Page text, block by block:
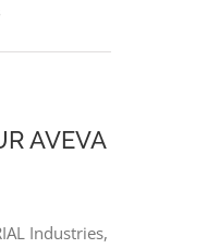
ELECTRICITE
AVEVA
Industries,